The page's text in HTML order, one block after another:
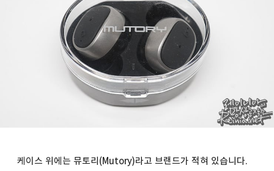
케이스 위에는 뮤토리(Mutory)라고 브랜드가 적혀 있습니다.